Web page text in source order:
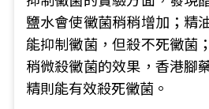
鹽水會使黴菌稍稍增加；精
能抑制黴菌，但殺不死黴菌
稍微殺黴菌的效果，香港腳
精則能有效殺死黴菌。